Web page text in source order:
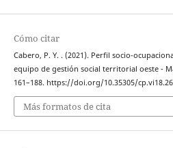
Cómo citar
Cabero, P. Y. . (2021). Perfil socio-
equipo de gestión social territorial oeste -
161–188. https://doi.org/10.35305/
Más formatos de cita